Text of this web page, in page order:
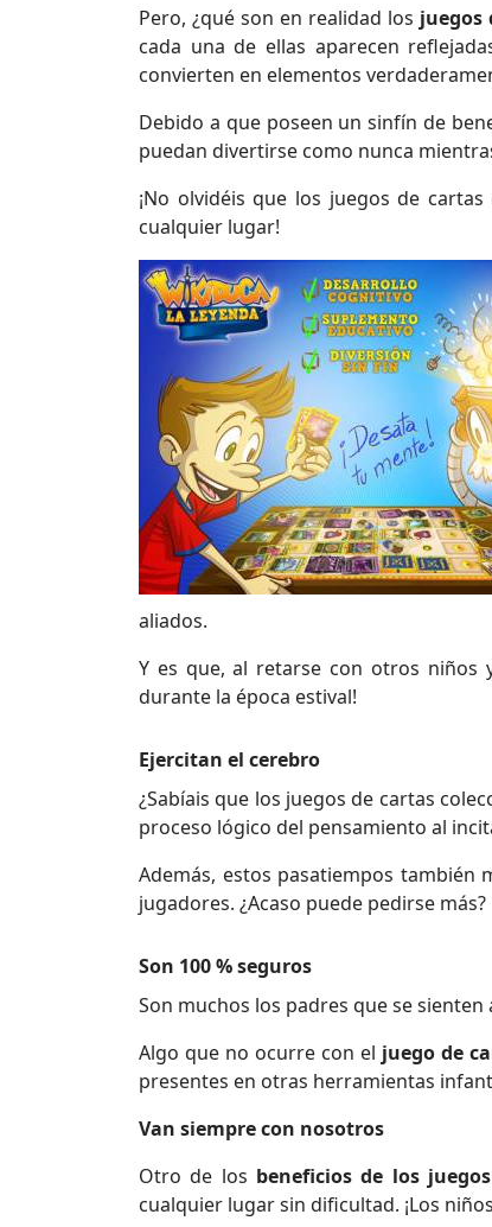
Pero, ¿qué son en realidad los juegos
cada una de ellas aparecen
convierten en elementos
Debido a que poseen un sinfín de
puedan divertirse como nunca
¡No olvidéis que los juegos de
cualquier lugar!
aliados.
Y es que, al retarse con otros niños
durante la época estival!
Ejercitan el cerebro
¿Sabíais que los juegos de cartas
proceso lógico del pensamiento al
Además, estos pasatiempos también
jugadores. ¿Acaso puede pedirse más?
Son 100 % seguros
Son muchos los padres que se
Algo que no ocurre con el juego de
presentes en otras herramientas
Van siempre con nosotros
Otro de los beneficios de los
cualquier lugar sin dificultad. ¡Los